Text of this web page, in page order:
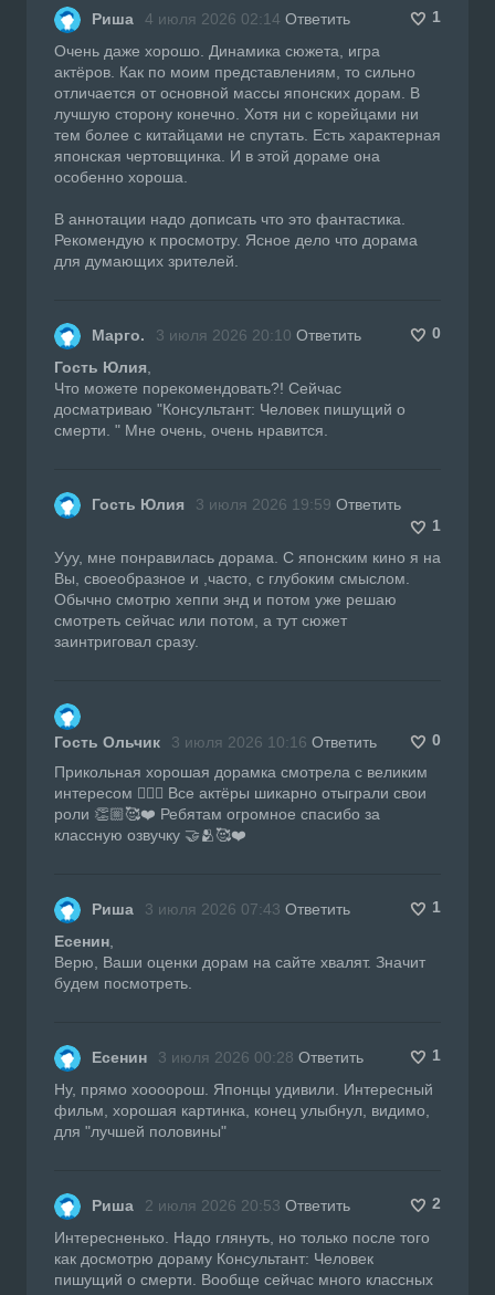
Риша 4 июля 2026 02:14 Ответить
1
Очень даже хорошо. Динамика сюжета, игра
актёров. Как по моим представлениям, то сильно
отличается от основной массы японских дорам. В
лучшую сторону конечно. Хотя ни с корейцами ни
тем более с китайцами не спутать. Есть характерная
японская чертовщинка. И в этой дораме она
особенно хороша.
В аннотации надо дописать что это фантастика.
Рекомендую к просмотру. Ясное дело что дорама
для думающих зрителей.
Марго. 3 июля 2026 20:10 Ответить
0
Гость Юлия
Что можете порекомендовать?! Сейчас
досматриваю "Консультант: Человек пишущий о
смерти. " Мне очень, очень нравится.
Гость Юлия 3 июля 2026 19:59 Ответить
1
Ууу, мне понравилась дорама. С японским кино я на
Вы, своеобразное и ,часто, с глубоким смыслом.
Обычно смотрю хеппи энд и потом уже решаю
смотреть сейчас или потом, а тут сюжет
заинтриговал сразу.
Гость Ольчик 3 июля 2026 10:16 Ответить
0
Прикольная хорошая дорамка смотрела с великим
интересом 👍🏼🔥 Все актёры шикарно отыграли свои
роли 👏🏼🥰❤️ Ребятам огромное спасибо за
классную озвучку 🤝🫂🥰❤️
Риша 3 июля 2026 07:43 Ответить
1
Есенин
Верю, Ваши оценки дорам на сайте хвалят. Значит
будем посмотреть.
Есенин 3 июля 2026 00:28 Ответить
1
Ну, прямо хоооорош. Японцы удивили. Интересный
фильм, хорошая картинка, конец улыбнул, видимо,
для "лучшей половины"
Риша 2 июля 2026 20:53 Ответить
2
Интересненько. Надо глянуть, но только после того
как досмотрю дораму Консультант: Человек
пишущий о смерти. Вообще сейчас много классных